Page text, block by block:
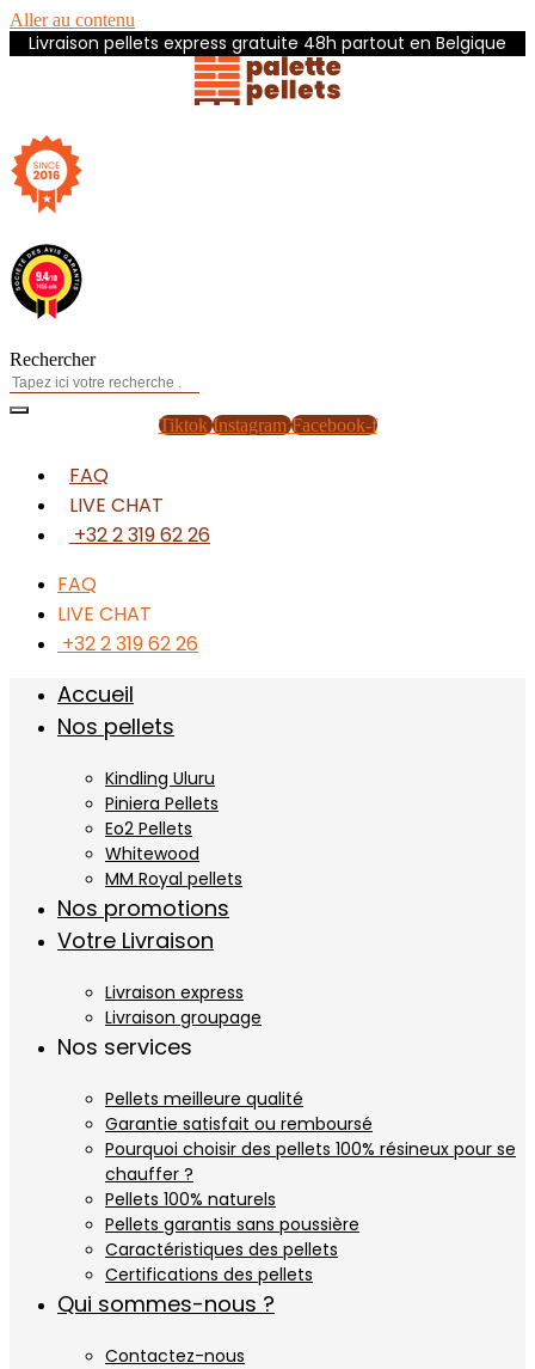
Aller au contenu
Livraison pellets express gratuite 48h partout en Belgique
Rechercher
Tiktok Instagram Facebook-f
FAQ
LIVE CHAT
+32 2 319 62 26
FAQ
LIVE CHAT
+32 2 319 62 26
Accueil
Nos pellets
Kindling Uluru
Piniera Pellets
Eo2 Pellets
Whitewood
MM Royal pellets
Nos promotions
Votre Livraison
Livraison express
Livraison groupage
Nos services
Pellets meilleure qualité
Garantie satisfait ou remboursé
Pourquoi choisir des pellets 100% résineux pour se
chauffer ?
Pellets 100% naturels
Pellets garantis sans poussière
Caractéristiques des pellets
Certifications des pellets
Qui sommes-nous ?
Contactez-nous